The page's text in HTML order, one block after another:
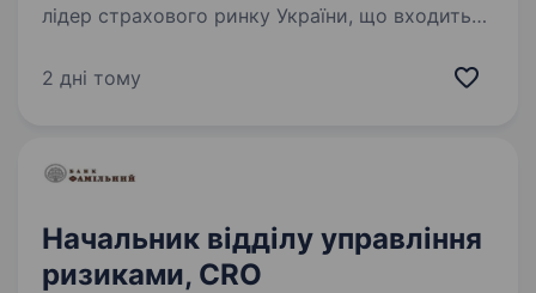
лідер страхового ринку України, що входить
однієї з найбільших страхових груп Європи,
2 дні тому
Начальник відділу управління
ризиками, СRО